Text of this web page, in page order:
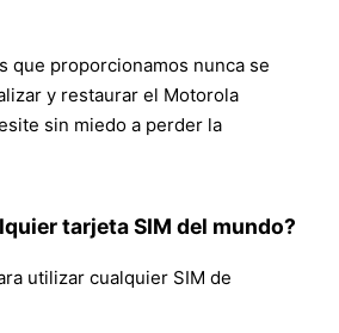
que proporcionamos nunca se
y restaurar el Motorola
sin miedo a perder la
tarjeta SIM del mundo?
utilizar cualquier SIM de